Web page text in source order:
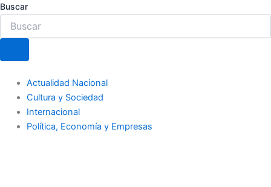
Buscar
Actualidad Nacional
Cultura y Sociedad
Internacional
Política, Economía y Empresas